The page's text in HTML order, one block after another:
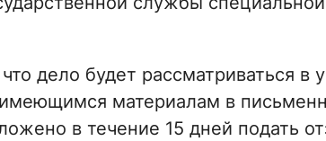
дело будет рассматриваться в
материалам в
в течение 15 дней подать